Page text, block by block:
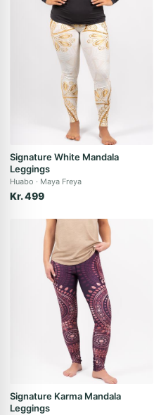
Signature White Mandala
Leggings
Huabo Maya Freya
Kr. 499
Signature Karma Mandala
Leggings